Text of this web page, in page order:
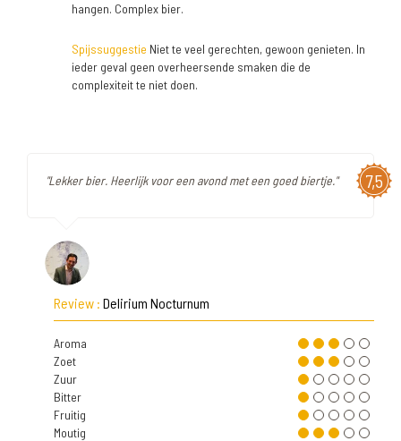
hangen. Complex bier.
Spijssuggestie Niet te veel gerechten, gewoon genieten. In
ieder geval geen overheersende smaken die de
complexiteit te niet doen.
7,5
"Lekker bier. Heerlijk voor een avond met een goed biertje."
Review : Delirium Nocturnum
Aroma
Zoet
Zuur
Bitter
Fruitig
Moutig